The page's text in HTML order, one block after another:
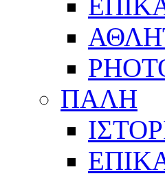
ΠΑΛΗ